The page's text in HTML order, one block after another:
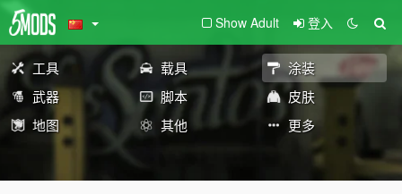
Show Adult 登入
工具 载具
涂装
武器
脚本
皮肤
地图
其他 更多